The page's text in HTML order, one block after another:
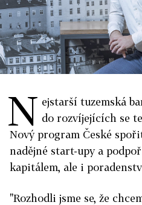
N ejstarší tuzemská
do rozvíjejících se
Nový program České
nadějné start­-upy a
kapitálem, ale i
"Rozhodli jsme se, že